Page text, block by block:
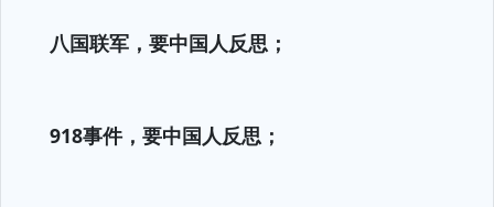
八国联军，要中国人反思；
918事件，要中国人反思；